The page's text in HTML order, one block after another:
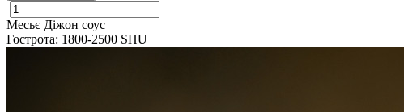
Месьє Діжон соус
Гострота: 1800-2500 SHU